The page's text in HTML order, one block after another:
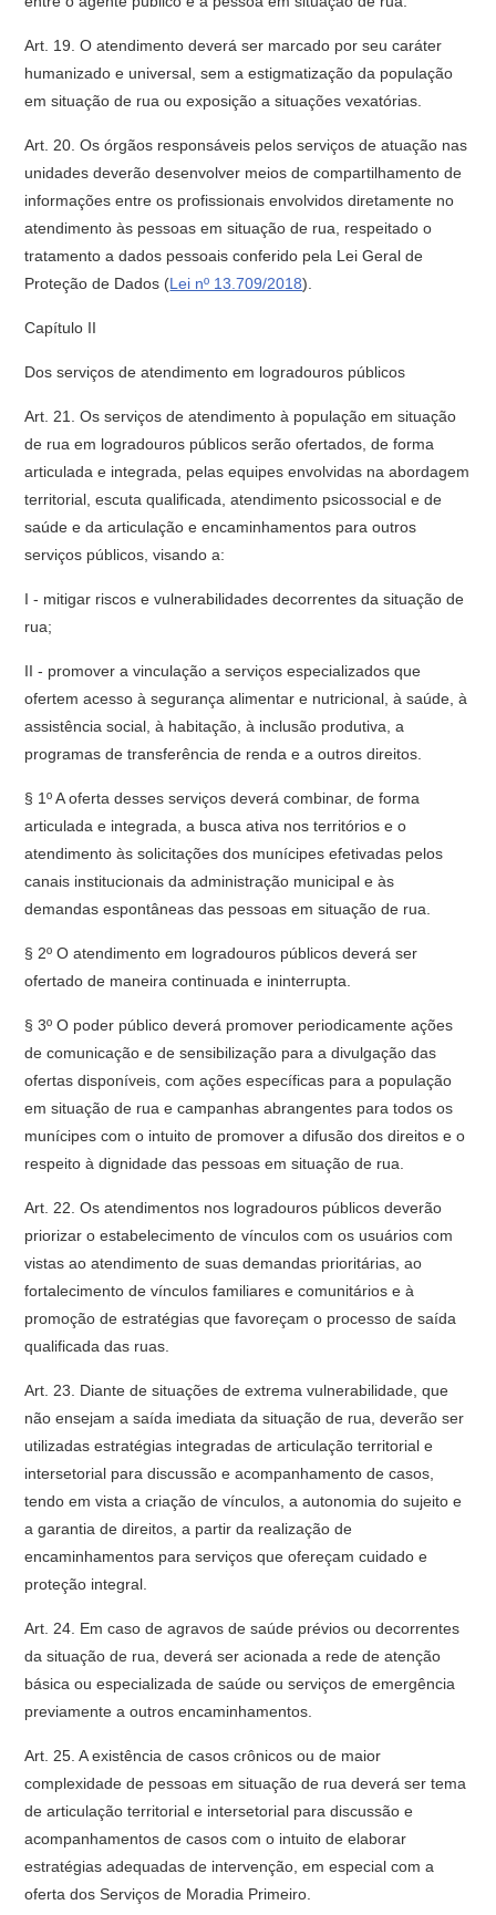
Art. 19. O atendimento deverá ser marcado por seu caráter
humanizado e universal, sem a estigmatização da população
em situação de rua ou exposição a situações vexatórias.
Art. 20. Os órgãos responsáveis pelos serviços de atuação nas
unidades deverão desenvolver meios de compartilhamento de
informações entre os profissionais envolvidos diretamente no
atendimento às pessoas em situação de rua, respeitado o
tratamento a dados pessoais conferido pela Lei Geral de
Proteção de Dados (Lei nº 13.709/2018).
Capítulo II
Dos serviços de atendimento em logradouros públicos
Art. 21. Os serviços de atendimento à população em situação
de rua em logradouros públicos serão ofertados, de forma
articulada e integrada, pelas equipes envolvidas na abordagem
territorial, escuta qualificada, atendimento psicossocial e de
saúde e da articulação e encaminhamentos para outros
serviços públicos, visando a:
I - mitigar riscos e vulnerabilidades decorrentes da situação de
rua;
II - promover a vinculação a serviços especializados que
ofertem acesso à segurança alimentar e nutricional, à saúde, à
assistência social, à habitação, à inclusão produtiva, a
programas de transferência de renda e a outros direitos.
§ 1º A oferta desses serviços deverá combinar, de forma
articulada e integrada, a busca ativa nos territórios e o
atendimento às solicitações dos munícipes efetivadas pelos
canais institucionais da administração municipal e às
demandas espontâneas das pessoas em situação de rua.
§ 2º O atendimento em logradouros públicos deverá ser
ofertado de maneira continuada e ininterrupta.
§ 3º O poder público deverá promover periodicamente ações
de comunicação e de sensibilização para a divulgação das
ofertas disponíveis, com ações específicas para a população
em situação de rua e campanhas abrangentes para todos os
munícipes com o intuito de promover a difusão dos direitos e o
respeito à dignidade das pessoas em situação de rua.
Art. 22. Os atendimentos nos logradouros públicos deverão
priorizar o estabelecimento de vínculos com os usuários com
vistas ao atendimento de suas demandas prioritárias, ao
fortalecimento de vínculos familiares e comunitários e à
promoção de estratégias que favoreçam o processo de saída
qualificada das ruas.
Art. 23. Diante de situações de extrema vulnerabilidade, que
não ensejam a saída imediata da situação de rua, deverão ser
utilizadas estratégias integradas de articulação territorial e
intersetorial para discussão e acompanhamento de casos,
tendo em vista a criação de vínculos, a autonomia do sujeito e
a garantia de direitos, a partir da realização de
encaminhamentos para serviços que ofereçam cuidado e
proteção integral.
Art. 24. Em caso de agravos de saúde prévios ou decorrentes
da situação de rua, deverá ser acionada a rede de atenção
básica ou especializada de saúde ou serviços de emergência
previamente a outros encaminhamentos.
Art. 25. A existência de casos crônicos ou de maior
complexidade de pessoas em situação de rua deverá ser tema
de articulação territorial e intersetorial para discussão e
acompanhamentos de casos com o intuito de elaborar
estratégias adequadas de intervenção, em especial com a
oferta dos Serviços de Moradia Primeiro.